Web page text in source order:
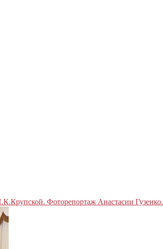
Фоторепортаж Анастасии Гузенко.